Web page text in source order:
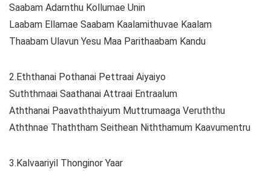
Saabam Adarnthu Kollumae Unin
Laabam Ellamae Saabam Kaalamithuvae Kaalam
Thaabam Ulavun Yesu Maa Parithaabam Kandu
2.Eththanai Pothanai Pettraai Aiyaiyo
Suththmaai Saathanai Attraai Entraalum
Aththanai Paavaththaiyum Muttrumaaga Veruththu
Aththnae Thaththam Seithean Niththamum Kaavumentru
3.Kalvaariyil Thonginor Yaar